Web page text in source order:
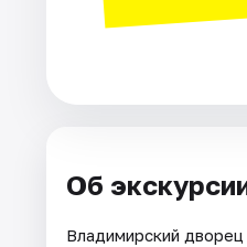
Об
Владимирский